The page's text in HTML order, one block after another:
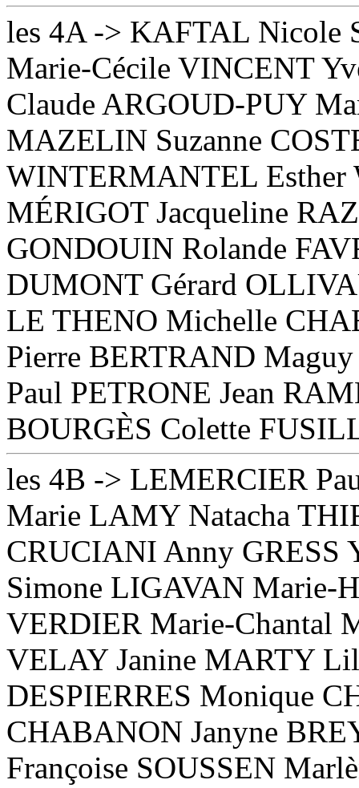
les 4A -> KAFTAL Nicole
Marie-Cécile VINCENT
Claude ARGOUD-PUY
MAZELIN Suzanne
WINTERMANTEL Esther
MÉRIGOT Jacqueline
GONDOUIN Rolande
DUMONT Gérard
LE THENO Michelle
Pierre BERTRAND
Paul PETRONE Jean
BOURGÈS Colette
les 4B -> LEMERCIER
Marie LAMY Natacha
CRUCIANI Anny GRESS
Simone LIGAVAN Marie-
VERDIER Marie-Chantal
VELAY Janine MARTY
DESPIERRES Monique
CHABANON Janyne
Françoise SOUSSEN